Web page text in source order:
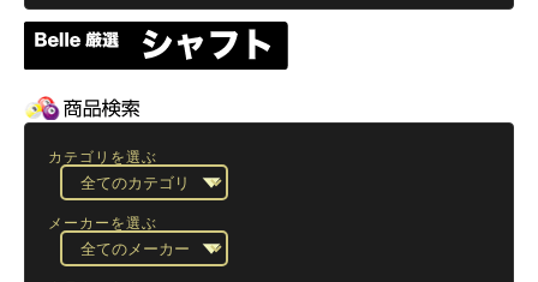
カテゴリを選ぶ
メーカーを選ぶ